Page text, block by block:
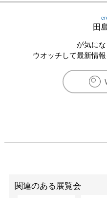
田
が気に
ウオッチして最新情
関連のある展覧会